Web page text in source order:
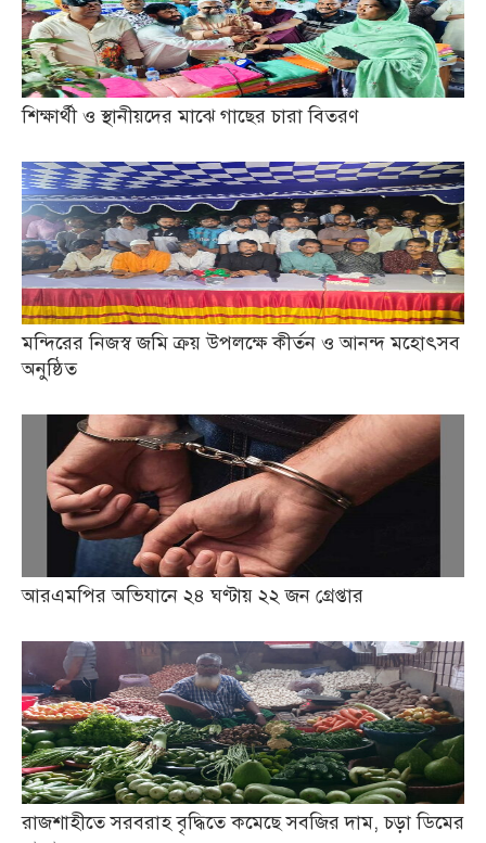
শিক্ষার্থী ও স্থানীয়দের মাঝে গাছের চারা বিতরণ
মন্দিরের নিজস্ব জমি ক্রয় উপলক্ষে কীর্তন ও আনন্দ মহোৎসব
অনুষ্ঠিত
আরএমপির অভিযানে ২৪ ঘণ্টায় ২২ জন গ্রেপ্তার
রাজশাহীতে সরবরাহ বৃদ্ধিতে কমেছে সবজির দাম, চড়া ডিমের